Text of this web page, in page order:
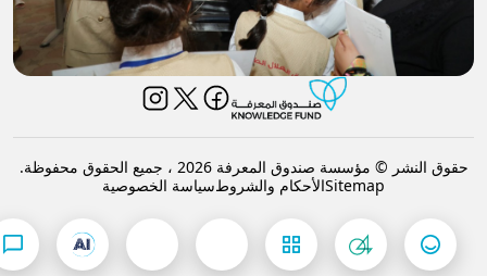
حقوق النشر © مؤسسة صندوق المعرفة 2026 ، جميع الحقوق محفوظة.
Sitemapالأحكام والشروطسياسة الخصوصية